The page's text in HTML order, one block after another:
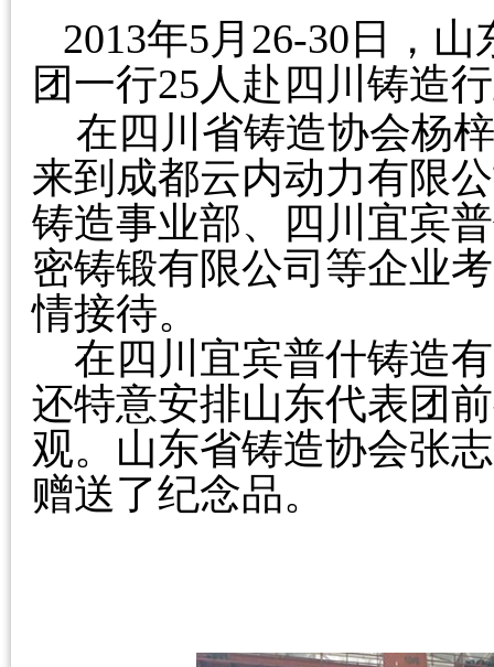
2013年5月26-30日，山
团一行25人赴四川铸造
在 四川省铸造协会杨
来到成都云内动力有限
铸造事业部、 四川宜宾
密铸锻有限公司等企业
情接待。
在四川宜宾普什铸造
还特意安排山东代表团
观。 山东省铸造协会张
赠送了纪念品。